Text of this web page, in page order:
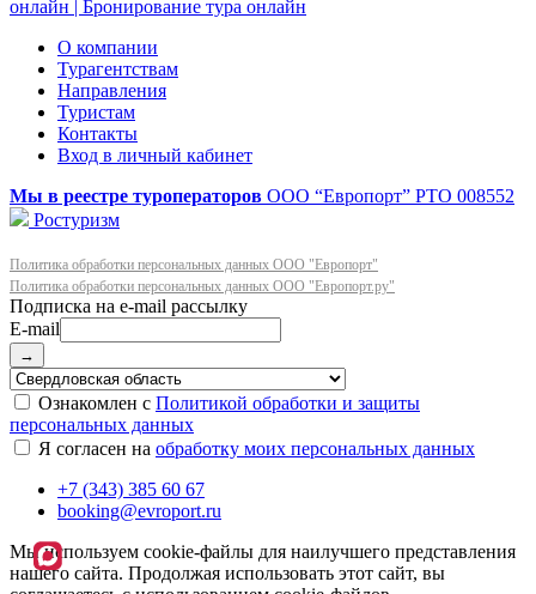
О компании
Турагентствам
Направления
Туристам
Контакты
Вход в личный кабинет
Мы в реестре туроператоров ООО “Европорт” РТО 008552
Ростуризм
Политика обработки персональных данных ООО "Европорт"
Политика обработки персональных данных ООО "Европорт.ру"
E-mail
→
Ознакомлен с Политикой обработки и защиты
персональных данных
Я согласен на обработку моих персональных данных
+7 (343) 385 60 67
booking@evroport.ru
Мы используем cookie-файлы для наилучшего представления
нашего сайта. Продолжая использовать этот сайт, вы